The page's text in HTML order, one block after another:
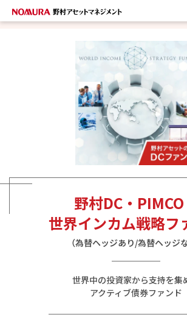
DCファンド
ターゲットイヤー・ファンドとは
商品選びのヒント
野村DC・PIMCO
世界インカム戦略フ
（為替ヘッジあり/為替ヘッジな
世界中の投資家から支持を集
アクティブ債券ファンド